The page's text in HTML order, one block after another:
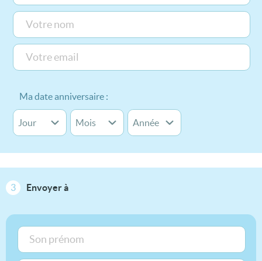
Ma date anniversaire :
3 Envoyer à